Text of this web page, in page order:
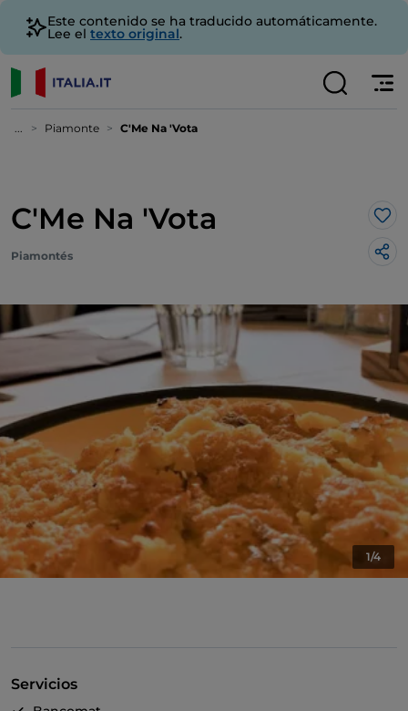
Este contenido se ha traducido automáticamente.
Lee el texto original.
... Piamonte C'Me Na 'Vota
C'Me Na 'Vota Me
Piamontés
1/4
Servicios